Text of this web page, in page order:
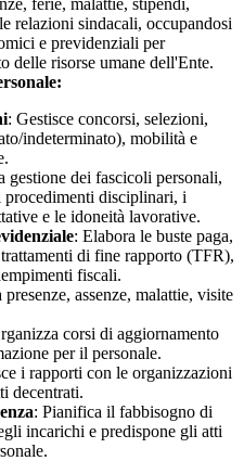
relazioni sindacali, occupandosi
e previdenziali per
delle risorse umane dell'Ente.
: Gestisce concorsi, selezioni,
indeterminato), mobilità e
gestione dei fascicoli personali,
disciplinari, i
e le idoneità lavorative.
: Elabora le buste paga,
di fine rapporto (TFR),
fiscali.
presenze, assenze, malattie, visite
corsi di aggiornamento
per il personale.
i rapporti con le organizzazioni
decentrati.
: Pianifica il fabbisogno di
incarichi e predispone gli atti